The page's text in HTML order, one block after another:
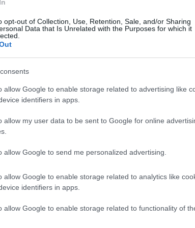
opt-out of Collection, Use, Retention, Sale, and/or Sharing
Data that Is Unrelated with the Purposes for which it
allow Google to enable storage related to advertising like
identifiers in apps.
allow my user data to be sent to Google for online
allow Google to send me personalized advertising.
allow Google to enable storage related to analytics like
identifiers in apps.
allow Google to enable storage related to functionality of
ότι είναι στη φάση κατασκευής το
2.0", προϋπολογισμού 33,87 εκατ. ευρώ, με
Τράπεζα Επενδύσεων και το Ταμείο
την εφαρμοσμένη έρευνα για την
της ελληνικής οικονομίας»,